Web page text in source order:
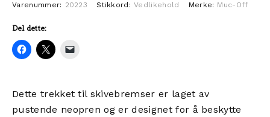
Dette trekket til skivebremser er laget av
pustende neopren og er designet for å beskytte
Varenummer: 20223 Stikkord: Vedlikehold Merke: Muc-Off
Del dette: